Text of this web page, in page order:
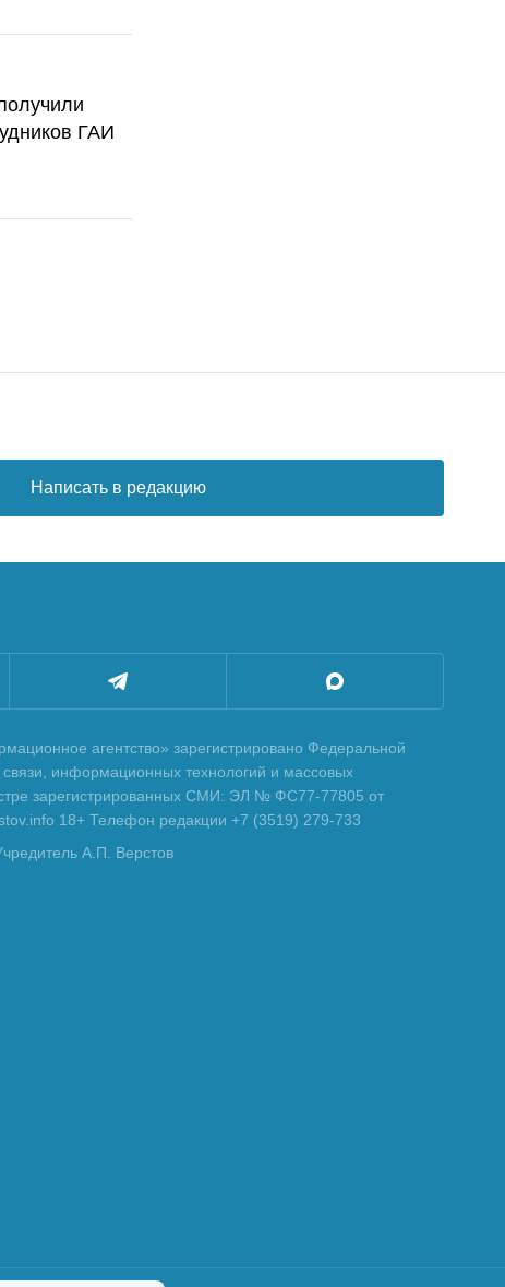
ГАИ
Написать в редакцию
агентство» зарегистрировано Федеральной
информационных технологий и массовых
зарегистрированных СМИ: ЭЛ № ФС77-77805 от
18+ Телефон редакции +7 (3519) 279-733
А.П. Верстов